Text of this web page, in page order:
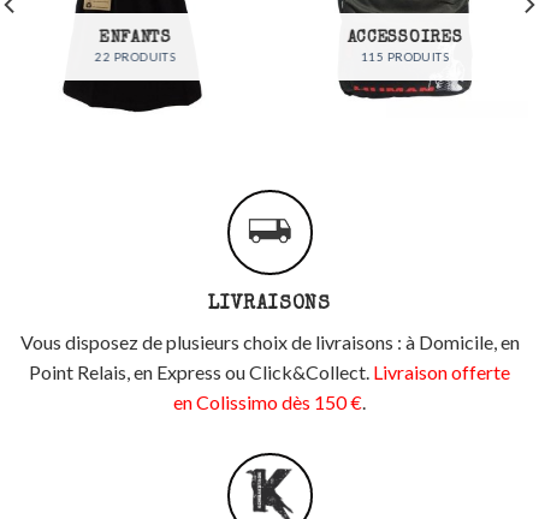
ENFANTS
22 PRODUITS
ACCESSOIRES
115 PRODUITS
LIVRAISONS
Vous disposez de plusieurs choix de livraisons : à Domicile, en
Point Relais, en Express ou Click&Collect. Livraison offerte
en Colissimo dès 150 €